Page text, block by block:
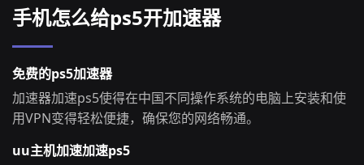
手机怎么给ps5开加速器
免费的ps5加速器
加速器加速ps5使得在中国不同操作系统的电脑上安装和使
用VPN变得轻松便捷，确保您的网络畅通。
uu主机加速加速ps5